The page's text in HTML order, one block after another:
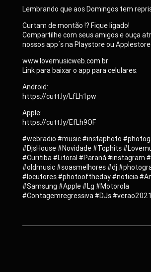
Lembrando que aos Domingos tem
Curtam de montão !? Fique ligado!
Compartilhe com seus amigos e ouça
nossos app´s na Playstore ou Applestore.
www.lovemusicweb.com.br
Link para baixar o app para celulares:
Android:
https://cutt.ly/LfLh1pw
Apple:
https://cutt.ly/EfLh9OF
#webradio #music #instaphoto
#DjsHouse #Novidade #Tophits
#Curitiba #Litoral #Paraná #instagram
#oldmusic #soasmelhores #dj
#locutores #photooftheday #noticia
#Samsung #Apple #Lg #Motorola
#Contagemregressiva #DJs #verao2021